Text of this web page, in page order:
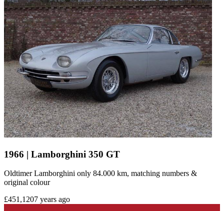
1966 | Lamborghini 350 GT
Oldtimer Lamborghini only 84.000 km, matching numbers &
original colour
£451,1207 years ago